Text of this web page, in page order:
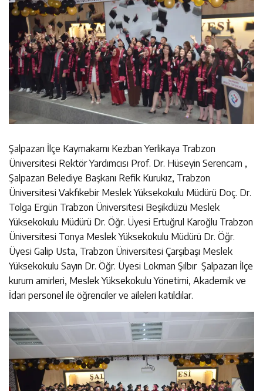
Şalpazarı İlçe Kaymakamı Kezban Yerlikaya Trabzon
Üniversitesi Rektör Yardımcısı Prof. Dr. Hüseyin Serencam ,
Şalpazarı Belediye Başkanı Refik Kurukız, Trabzon
Üniversitesi Vakfıkebir Meslek Yüksekokulu Müdürü Doç. Dr.
Tolga Ergün Trabzon Üniversitesi Beşikdüzü Meslek
Yüksekokulu Müdürü Dr. Öğr. Üyesi Ertuğrul Karoğlu Trabzon
Üniversitesi Tonya Meslek Yüksekokulu Müdürü Dr. Öğr.
Üyesi Galip Usta, Trabzon Üniversitesi Çarşıbaşı Meslek
Yüksekokulu Sayın Dr. Öğr. Üyesi Lokman Şılbır Şalpazarı İlçe
kurum amirleri, Meslek Yüksekokulu Yönetimi, Akademik ve
İdari personel ile öğrenciler ve aileleri katıldılar.